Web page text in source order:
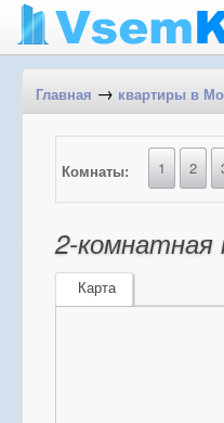
Главная → квартиры в
Комнаты: 1 2
2-комнатная
Карта